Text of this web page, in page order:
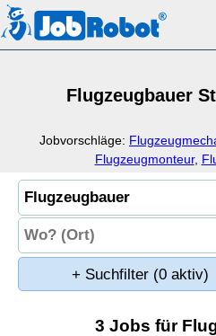
Flugzeugbauer
Jobvorschläge:
Flugzeugmonteur,
+ Suchfilter (0 aktiv)
3 Jobs für